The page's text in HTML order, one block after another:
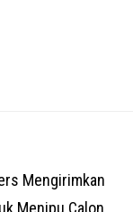
Mengirimkan
Menipu Calon